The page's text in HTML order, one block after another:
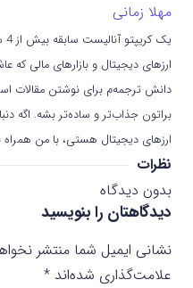
مهلا زمانی
ارزهای دیجیتال و بازارهای مالی
دانش ترجمه‌م برای نوشتن مقالات
براتون جذاب‌تر و ساده‌تر بشه. اگه
ارزهای دیجیتال هستی، با من
نظرات
بدون دیدگاه
دیدگاهتان را بنویسید
نشانی ایمیل شما منتشر
علامت‌گذاری شده‌اند *